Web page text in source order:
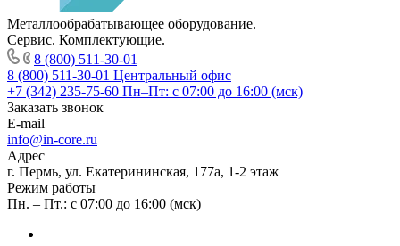
Металлообрабатывающее оборудование.
Сервис. Комплектующие.
8 (800) 511-30-01
8 (800) 511-30-01 Центральный офис
+7 (342) 235-75-60 Пн–Пт: с 07:00 до 16:00 (мск)
Заказать звонок
E-mail
info@in-core.ru
Адрес
г. Пермь, ул. ​Екатерининская, 177а, ​1-2 этаж
Режим работы
Пн. – Пт.: с 07:00 до 16:00 (мск)